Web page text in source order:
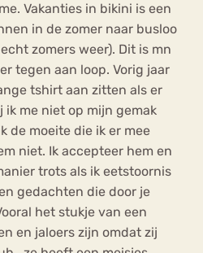
Vakanties in bikini is een
in de zomer naar busloo
zomers weer). Dit is mn
tegen aan loop. Vorig jaar
tshirt aan zitten als er
ik me niet op mijn gemak
de moeite die ik er mee
niet. Ik accepteer hem en
trots als ik eetstoornis
gedachten die door je
het stukje van een
en jaloers zijn omdat zij